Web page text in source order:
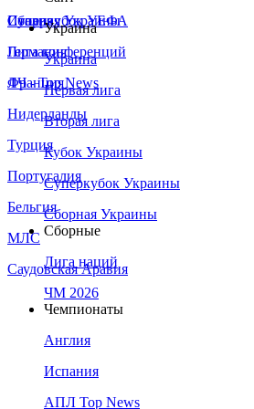
Сборная Украины
Италия
Германия
Франция
Нидерланды
Турция
Португалия
Бельгия
МЛС
Саудовская Аравия
Суперкубок УЕФА
Лига конференций
ЛЧ - Top News
Украина
Украина
Первая лига
Вторая лига
Кубок Украины
Суперкубок Украины
Сборная Украины
Сборные
Лига наций
ЧМ 2026
Чемпионаты
Англия
Испания
АПЛ Top News